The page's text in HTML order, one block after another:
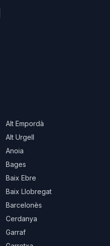
Alt Empordà
Alt Urgell
Anoia
Bages
Baix Ebre
Baix Llobregat
Barcelonès
Cerdanya
Garraf